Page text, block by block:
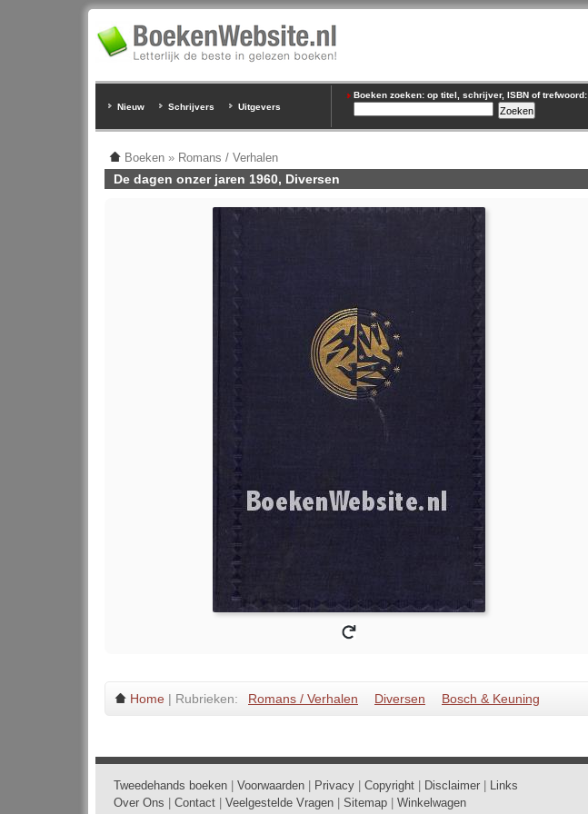
Nieuw Schrijvers Uitgevers
Boeken zoeken: op titel, schrijver, ISBN of trefwoord:
Boeken » Romans / Verhalen
De dagen onzer jaren 1960, Diversen
Home | Rubrieken: Romans / Verhalen Diversen Bosch & Keuning
Tweedehands boeken Voorwaarden Privacy Copyright Disclaimer
Links
Over Ons
Contact Veelgestelde Vragen Sitemap
Winkelwagen